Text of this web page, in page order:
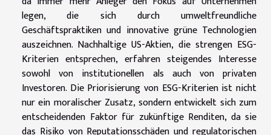
legen, die sich durch umweltfreundliche
Geschäftspraktiken und innovative grüne Technologien
auszeichnen. Nachhaltige US-Aktien, die strengen ESG-
Kriterien entsprechen, erfahren steigendes Interesse
sowohl von institutionellen als auch von privaten
Investoren. Die Priorisierung von ESG-Kriterien ist nicht
nur ein moralischer Zusatz, sondern entwickelt sich zum
entscheidenden Faktor für zukünftige Renditen, da sie
das Risiko von Reputationsschäden und regulatorischen